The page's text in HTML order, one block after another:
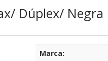
Dúplex/ Negra
Marca: